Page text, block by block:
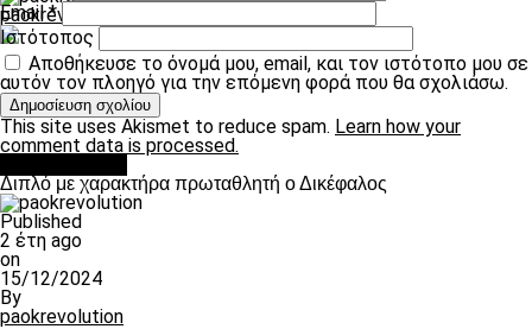
paokrevolution
Email*
Ιστότοπος
Αποθήκευσε το όνομά μου, email, και τον ιστότοπο μου σε
αυτόν τον πλοηγό για την επόμενη φορά που θα σχολιάσω.
This site uses Akismet to reduce spam. Learn how your
comment data is processed.
Διπλό με χαρακτήρα πρωταθλητή ο Δικέφαλος
Published
2 έτη ago
on
15/12/2024
By
paokrevolution